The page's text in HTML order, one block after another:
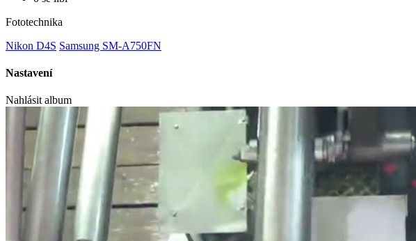
Fototechnika
Nikon D4S Samsung SM-A750FN
Nastavení
Nahlásit album